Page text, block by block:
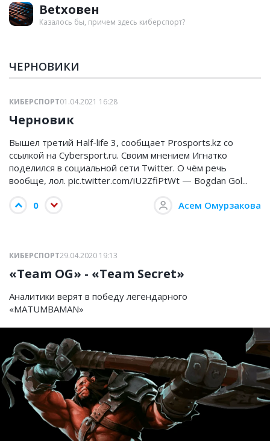
Betховен
Казалось бы, причем здесь киберспорт?
ЧЕРНОВИКИ
КИБЕРСПОРТ01.04.2021 16:28
Черновик
Вышел третий Half-life 3, сообщает Prosports.kz со
ссылкой на Cybersport.ru. Своим мнением Игнатко
поделился в социальной сети Twitter. О чём речь
вообще, лол. pic.twitter.com/iU2ZfiPtWt — Bogdan Gol...
0 Асем Омурзакова
КИБЕРСПОРТ29.04.2020 19:13
«Team OG» - «Team Secret»
Аналитики верят в победу легендарного
«MATUMBAMAN»